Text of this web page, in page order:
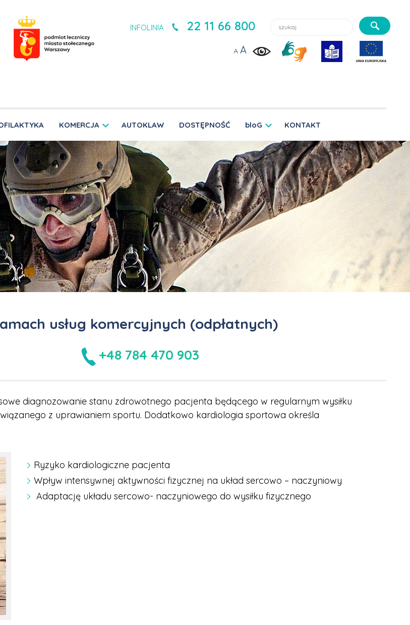
INFOLINIA 22 11 66 800 Szukaj lekarzy, usługi, aktualności:
A A
KOMERCJA AUTOKLAW DOSTĘPNOŚĆ bloG KONTAKT
usług komercyjnych (odpłatnych)
+48 784 470 903
diagnozowanie stanu zdrowotnego pacjenta będącego w regularnym wysiłku
z uprawianiem sportu. Dodatkowo kardiologia sportowa określa
Ryzyko kardiologiczne pacjenta
Wpływ intensywnej aktywności fizycznej na układ sercowo – naczyniowy
Adaptację układu sercowo- naczyniowego do wysiłku fizycznego